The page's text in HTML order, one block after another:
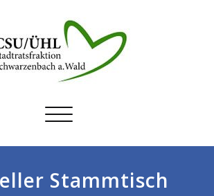
Schalte
Stammtisch